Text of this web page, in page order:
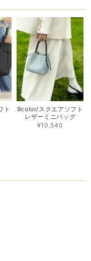
ト
9color/スクエアソフト
レザーミニバッグ
¥10,540